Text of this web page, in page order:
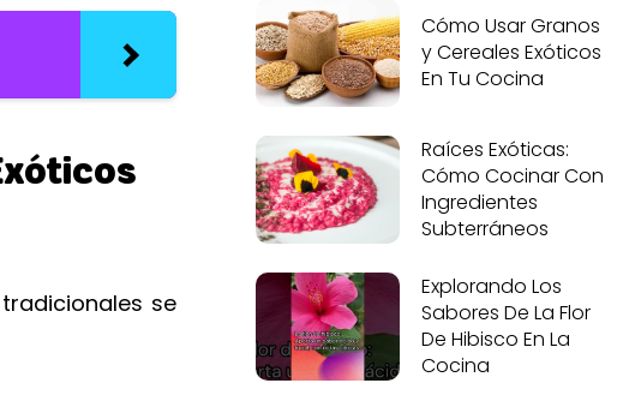
se
Cómo Usar Granos
y Cereales Exóticos
En Tu Cocina
Raíces Exóticas:
Cómo Cocinar Con
Ingredientes
Subterráneos
Explorando Los
Sabores De La Flor
De Hibisco En La
Cocina